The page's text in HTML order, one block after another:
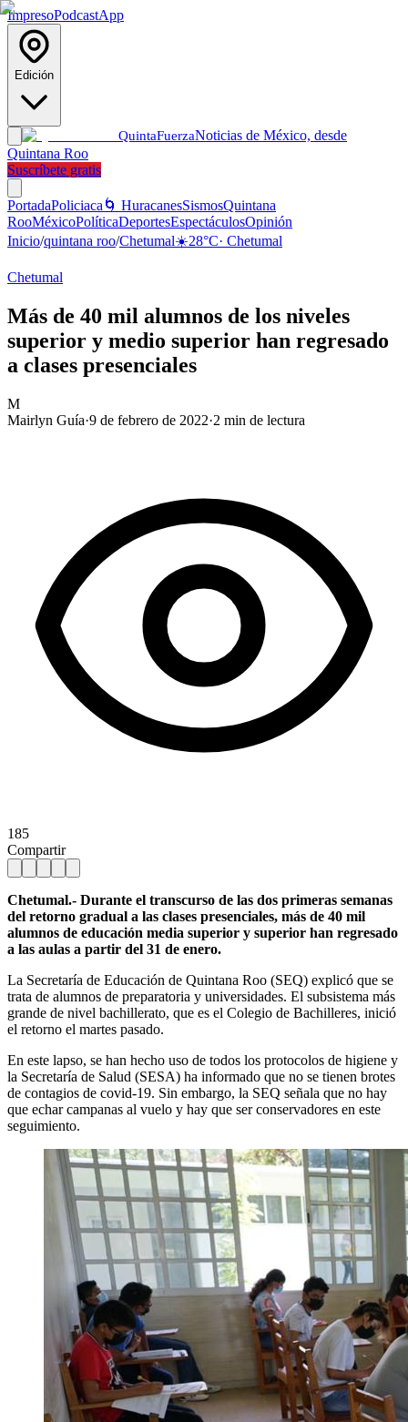
ImpresoPodcastApp
Edición
QuintaFuerzaNoticias de México, desde
Quintana Roo
Suscríbete gratis
PortadaPoliciaca 🌀 HuracanesSismosQuintana
RooMéxicoPolíticaDeportesEspectáculosOpinión
Inicio/quintana roo/Chetumal☀️28°C· Chetumal
Chetumal
Más de 40 mil alumnos de los niveles
superior y medio superior han regresado
a clases presenciales
M
Mairlyn Guía·9 de febrero de 2022·2 min de lectura
185
Compartir
Chetumal.- Durante el transcurso de las dos primeras semanas
del retorno gradual a las clases presenciales, más de 40 mil
alumnos de educación media superior y superior han regresado
a las aulas a partir del 31 de enero.
La Secretaría de Educación de Quintana Roo (SEQ) explicó que se
trata de alumnos de preparatoria y universidades. El subsistema más
grande de nivel bachillerato, que es el Colegio de Bachilleres, inició
el retorno el martes pasado.
En este lapso, se han hecho uso de todos los protocolos de higiene y
la Secretaría de Salud (SESA) ha informado que no se tienen brotes
de contagios de covid-19. Sin embargo, la SEQ señala que no hay
que echar campanas al vuelo y hay que ser conservadores en este
seguimiento.